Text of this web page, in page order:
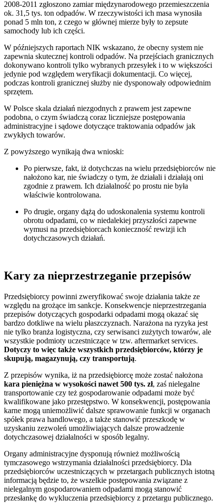
2008-2011 zgłoszono zamiar międzynarodowego przemieszczenia
ok. 31,5 tys. ton odpadów. W rzeczywistości ich masa wynosiła
ponad 5 mln ton, z czego w głównej mierze były to zepsute
samochody lub ich części.
W późniejszych raportach NIK wskazano, że obecny system nie
zapewnia skutecznej kontroli odpadów. Na przejściach granicznych
dokonywano kontroli tylko wybranych przesyłek i to w większości
jedynie pod względem weryfikacji dokumentacji. Co więcej,
podczas kontroli granicznej służby nie dysponowały odpowiednim
sprzętem.
W Polsce skala działań niezgodnych z prawem jest zapewne
podobna, o czym świadczą coraz liczniejsze postępowania
administracyjne i sądowe dotyczące traktowania odpadów jak
zwykłych towarów.
Z powyższego wynikają dwa wnioski:
Po pierwsze, fakt, iż dotychczas na wielu przedsiębiorców nie
nałożono kar, nie świadczy o tym, że działali i działają oni
zgodnie z prawem. Ich działalność po prostu nie była
właściwie kontrolowana.
Po drugie, organy dążą do udoskonalenia systemu kontroli
obrotu odpadami, co w niedalekiej przyszłości zapewne
wymusi na przedsiębiorcach konieczność rewizji ich
dotychczasowych działań.
Kary za nieprzestrzeganie przepisów
Przedsiębiorcy powinni zweryfikować swoje działania także ze
względu na grożące im sankcje. Konsekwencje nieprzestrzegania
przepisów dotyczących gospodarki odpadami mogą okazać się
bardzo dotkliwe na wielu płaszczyznach. Narażona na ryzyka jest
nie tylko branża logistyczna, czy serwisanci zużytych towarów, ale
wszystkie podmioty uczestniczące w tzw. aftermarket services.
Dotyczy to więc także wszystkich przedsiębiorców, którzy je
skupują, magazynują, czy transportują.
Z przepisów wynika, iż na przedsiębiorcę może zostać nałożona
kara pieniężna w wysokości nawet 500 tys. zł, zaś nielegalne
transportowanie czy też gospodarowanie odpadami może być
kwalifikowane jako przestępstwo. W konsekwencji, postępowania
karne mogą uniemożliwić dalsze sprawowanie funkcji w organach
spółek prawa handlowego, a także stanowić przeszkodę w
uzyskaniu zezwoleń umożliwiających dalsze prowadzenie
dotychczasowej działalności w sposób legalny.
Organy administracyjne dysponują również możliwością
tymczasowego wstrzymania działalności przedsiębiorcy. Dla
przedsiębiorców uczestniczących w przetargach publicznych istotną
informacją będzie to, że wszelkie postępowania związane z
nielegalnym gospodarowaniem odpadami mogą stanowić
przesłankę do wykluczenia przedsiębiorcy z przetargu publicznego.